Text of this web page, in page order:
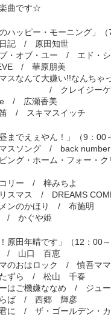
曲です☆
ハッピー・モーニング」（
記 / 原田知世
・オブ・ユー / エド・シ
/ 華原朋美
なんて大嫌い!!なんちゃ
ジーケンバ
/ 広瀬香美
/ スキマスイッチ
までえぇやん！」（9：00
スソング / back number
グ・ホーム・フォー・
リー / 梓みちよ
スマス / DREAMS
ンのかほり / 布施明
/ かぐや姫
原田年晴です」（12：00
/ 山口 百恵
のおはロック / 慎吾ママ
ずら / 松山 千春
はご機嫌ななめ / ジュー
ば / 西郷 輝彦
に / ザ・ゴールデン・カ